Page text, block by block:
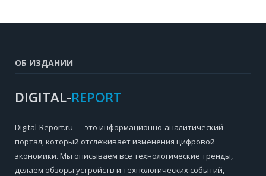
ОБ ИЗДАНИИ
DIGITAL-REPORT
Digital-Report.ru — это информационно-аналитический
портал, который отслеживает изменения цифровой
экономики. Мы описываем все технологические тренды,
делаем обзоры устройств и технологических событий,